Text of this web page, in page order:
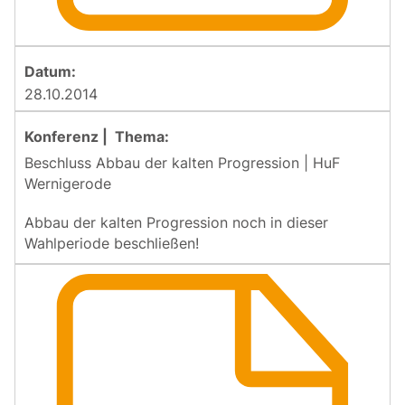
28.10.2014
Beschluss Abbau der kalten Progression | HuF
Wernigerode
Abbau der kalten Progression noch in dieser
Wahlperiode beschließen!